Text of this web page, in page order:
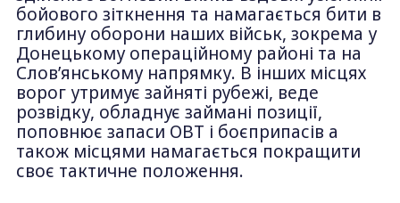
бойового зіткнення та намагається бити в
глибину оборони наших військ, зокрема у
Донецькому операційному районі та на
Слов’янському напрямку. В інших місцях
ворог утримує зайняті рубежі, веде
розвідку, обладнує займані позиції,
поповнює запаси ОВТ і боєприпасів а
також місцями намагається покращити
своє тактичне положення.